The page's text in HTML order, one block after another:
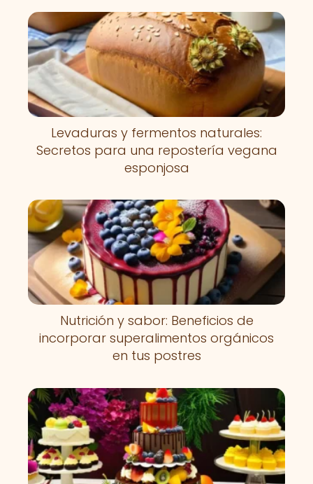
Levaduras y fermentos naturales:
Secretos para una repostería vegana
esponjosa
Nutrición y sabor: Beneficios de
incorporar superalimentos orgánicos
en tus postres